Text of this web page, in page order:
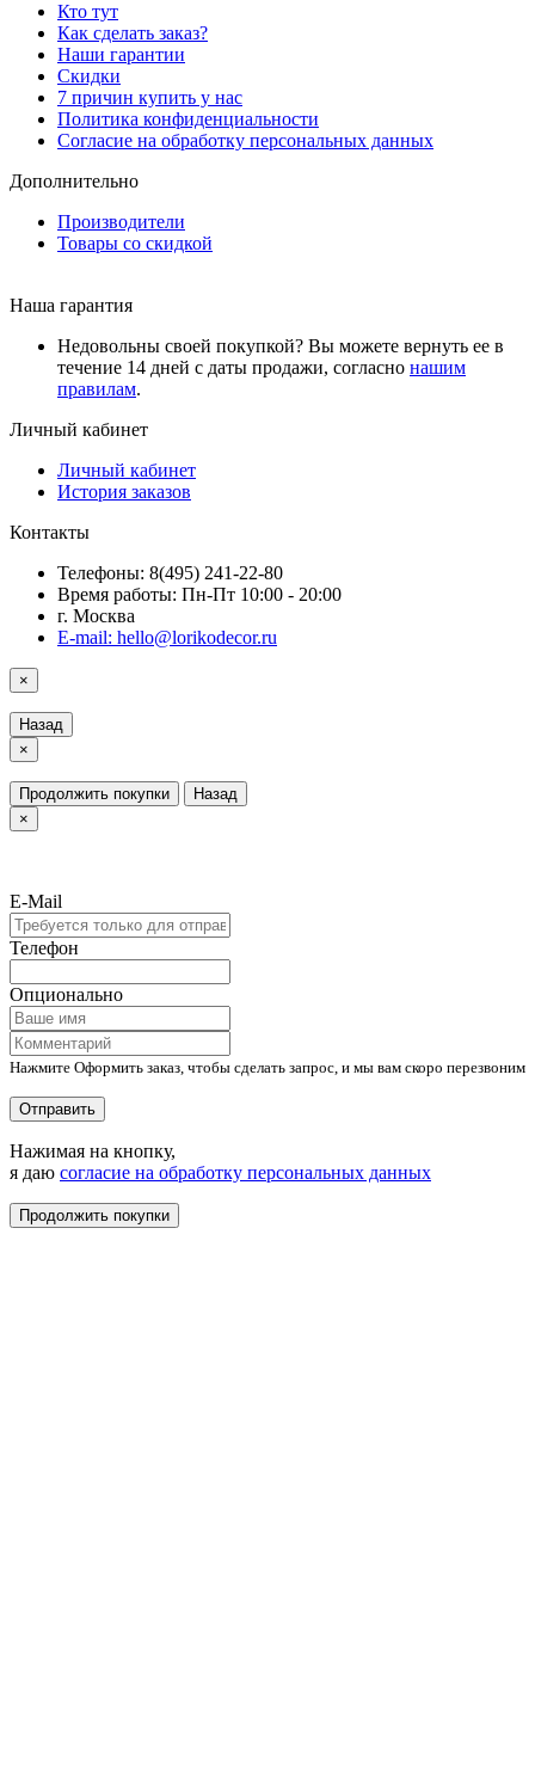
Кто тут
Как сделать заказ?
Наши гарантии
Скидки
7 причин купить у нас
Политика конфиденциальности
Согласие на обработку персональных данных
Дополнительно
Производители
Товары со скидкой
Наша гарантия
Недовольны своей покупкой? Вы можете вернуть ее в
течение 14 дней с даты продажи, согласно нашим
правилам.
Личный кабинет
Личный кабинет
История заказов
Контакты
Телефоны: 8(495) 241-22-80
Время работы: Пн-Пт 10:00 - 20:00
г. Москва
E-mail: hello@lorikodecor.ru
×
Назад
×
Продолжить покупки
Назад
×
E-Mail
Телефон
Опционально
Нажмите Оформить заказ, чтобы сделать запрос, и мы вам скоро перезвоним
Отправить
Нажимая на кнопку,
я даю согласие на обработку персональных данных
Продолжить покупки